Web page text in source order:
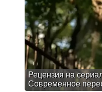
Рецензия на
Современное